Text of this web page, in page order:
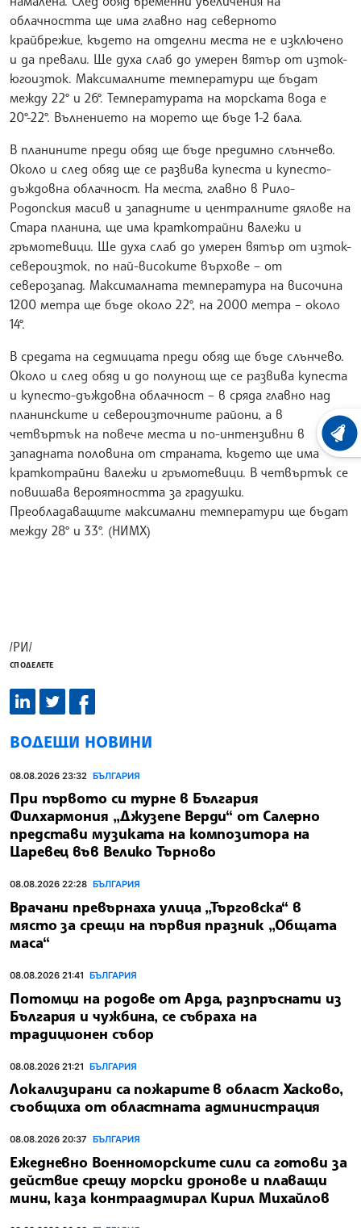
облачността ще има главно над северното
крайбрежие, където на отделни места не е изключено
и да превали. Ще духа слаб до умерен вятър от изток-
югоизток. Максималните температури ще бъдат
между 22° и 26°. Температурата на морската вода е
20°-22°. Вълнението на морето ще бъде 1-2 бала.
В планините преди обяд ще бъде предимно слънчево.
Около и след обяд ще се развива купеста и купесто-
дъждовна облачност. На места, главно в Рило-
Родопския масив и западните и централните дялове на
Стара планина, ще има краткотрайни валежи и
гръмотевици. Ще духа слаб до умерен вятър от изток-
североизток, по най-високите върхове – от
северозапад. Максималната температура на височина
1200 метра ще бъде около 22°, на 2000 метра – около
14°.
В средата на седмицата преди обяд ще бъде слънчево.
Около и след обяд и до полунощ ще се развива купеста
и купесто-дъждовна облачност – в сряда главно над
планинските и североизточните райони, а в
четвъртък на повече места и по-интензивни в
западната половина от страната, където ще има
краткотрайни валежи и гръмотевици. В четвъртък се
повишава вероятността за градушки.
Преобладаващите максимални температури ще бъдат
между 28° и 33°. (НИМХ)
/РИ/
СПОДЕЛЕТЕ
ВОДЕЩИ НОВИНИ
08.08.2026 23:32 БЪЛГАРИЯ
При първото си турне в България
Филхармония „Джузепе Верди“ от Салерно
представи музиката на композитора на
Царевец във Велико Търново
08.08.2026 22:28 БЪЛГАРИЯ
Врачани превърнаха улица „Търговска“ в
място за срещи на първия празник „Общата
маса“
08.08.2026 21:41 БЪЛГАРИЯ
Потомци на родове от Арда, разпръснати из
България и чужбина, се събраха на
традиционен събор
08.08.2026 21:21 БЪЛГАРИЯ
Локализирани са пожарите в област Хасково,
съобщиха от областната администрация
08.08.2026 20:37 БЪЛГАРИЯ
Ежедневно Военноморските сили са готови за
действие срещу морски дронове и плаващи
мини, каза контраадмирал Кирил Михайлов